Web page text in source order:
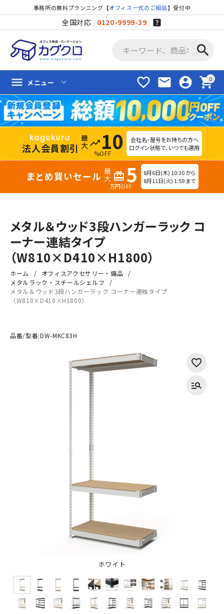
事務所の無料プランニング【オフィス一式のご相談】受付中
全国対応 0120-9999-39
search
favorite_border mail account_circle shopping_cart
menu メニュー
法人会員割引 trending_up 10
%OFF
会社名・屋号をお持ちの方へ
ログイン状態で、いつでも適用
まとめ買いセール redeem 5
万円OFF
8月6日(木) 10:30 から
8月11日(火) 1:59 まで
メタル＆ウッド3段ハンガーラック コ
ーナー連結タイプ
（W810×D410×H1800）
ホーム
オフィスアクセサリー・備品
メタルラック・スチールシェルフ
メタル＆ウッド3段ハンガーラック コーナー連結タイプ
（W810×D410×H1800）
品番/型番:DW-MKC83H
ホワイト